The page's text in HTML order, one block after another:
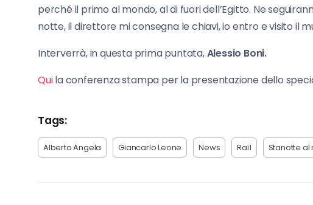
perché il primo al mondo, al di fuori dell’Egitto. Ne
notte, il direttore mi consegna le chiavi, io entro e visito il
Interverrà, in questa prima puntata,Alessio Boni.
Quila conferenza stampa per la presentazione dello
Tags:
Alberto Angela Giancarlo Leone News Rai1 Stanotte al